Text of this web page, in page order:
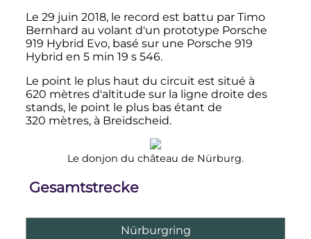
Le 29 juin 2018, le record est battu par Timo
Bernhard au volant d'un prototype Porsche
919 Hybrid Evo, basé sur une Porsche 919
Hybrid en 5 min 19 s546.
Le point le plus haut du circuit est situé à
620 mètresd'altitude sur la ligne droite des
stands, le point le plus bas étant de
320 mètres, à Breidscheid.
Le donjon du château de Nürburg.
Gesamtstrecke
Nürburgring